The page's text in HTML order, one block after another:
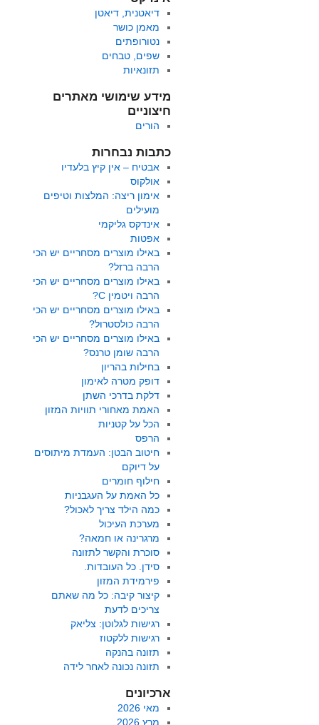
דיאטנית, דיאטן
מאמן כושר
נטורופתים
שפים, טבחים
תזונאיות
מידע שימושי מאתרים
חיצוניים
הורים
כתבות נבחרות
אבטיח – אין קיץ בלעדיו
אולקוס
אימון ריצה: המלצות וטיפים
מועילים
אינדקס גליקמי
אפטות
באילו מוצרים מסחריים יש הכי
הרבה ברזל?
באילו מוצרים מסחריים יש הכי
הרבה ויטמין C?
באילו מוצרים מסחריים יש הכי
הרבה כולסטרול?
באילו מוצרים מסחריים יש הכי
הרבה שומן טרנס?
בחילות בהריון
דופק מטרה לאימון
דלקת בדרכי השתן
האמת מאחורי תוויות המזון
הכל על קטניות
הרפס
חיטוב הבטן: העמדת מיתוסים
על דיוקם
חילוף חומרים
כל האמת על העגבניות
כמה הילד צריך לאכול?
מערכת העיכול
מרגרינה או חמאה?
סוכרת והקשר לתזונה
סידן. כל העובדות.
פירמידת המזון
קיצור קיבה: כל מה שאתם
צריכים לדעת
רגישות לגלוטן: צליאק
רגישות ללקטוז
תזונה בהנקה
תזונה נכונה לאחר לידה
ארכיונים
מאי 2026
מרץ 2026